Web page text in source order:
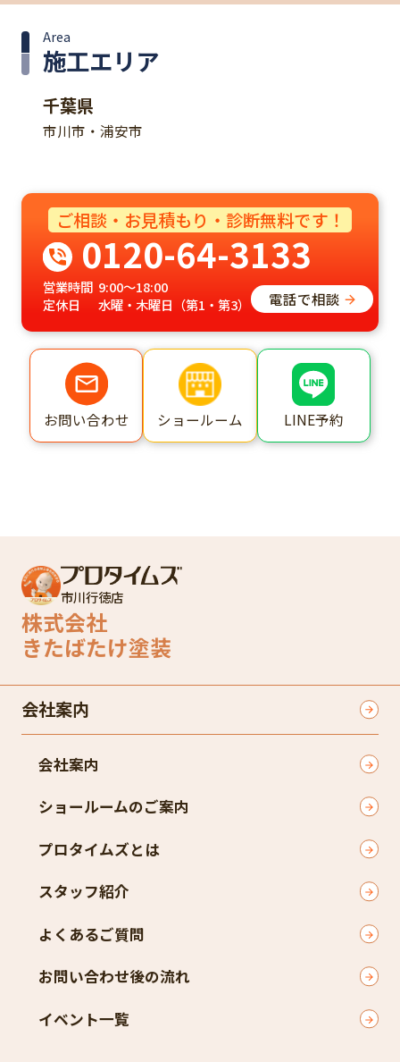
施工エリア
Area
千葉県
市川市・浦安市
ご相談・お見積もり・診断無料です！
0120-64-3133
営業時間 9:00～18:00
定休日
水曜・木曜日（第1・第3） 電話で相談
お問い合わせ ショールーム LINE予約
市川行徳店
株式会社
きたばたけ塗装
会社案内
会社案内
ショールームのご案内
プロタイムズとは
スタッフ紹介
よくあるご質問
お問い合わせ後の流れ
イベント一覧